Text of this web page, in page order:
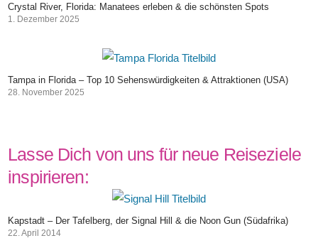
Crystal River, Florida: Manatees erleben & die schönsten Spots
1. Dezember 2025
Tampa in Florida – Top 10 Sehenswürdigkeiten & Attraktionen (USA)
28. November 2025
Lasse Dich von uns für neue Reiseziele
inspirieren:
Kapstadt – Der Tafelberg, der Signal Hill & die Noon Gun (Südafrika)
22. April 2014